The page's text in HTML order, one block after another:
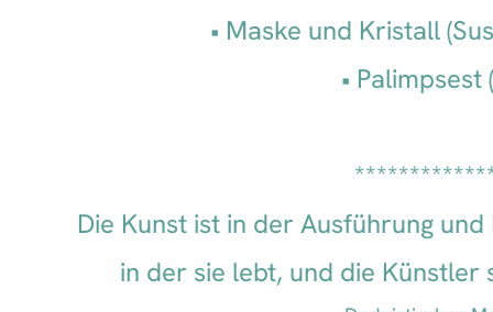
Maske und Kristall
Palimpsest
Die Kunst ist in der Ausführung
in der sie lebt, und die